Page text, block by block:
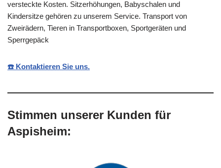
versteckte Kosten. Sitzerhöhungen, Babyschalen und
Kindersitze gehören zu unserem Service. Transport von
Zweirädern, Tieren in Transportboxen, Sportgeräten und
Sperrgepäck
☎️ Kontaktieren Sie uns.
Stimmen unserer Kunden für
Aspisheim: